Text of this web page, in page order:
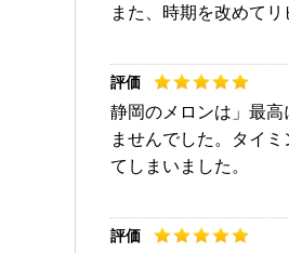
また、時期を改めてリ
静岡のメロンは」最
ませんでした。タイ
てしまいました。